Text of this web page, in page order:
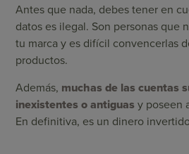
Antes que nada, debes tener en
datos es ilegal. Son personas que
tu marca y es difícil convencerlas
productos.
Además, muchas de las cuentas
inexistentes o antiguas y poseen
En definitiva, es un dinero